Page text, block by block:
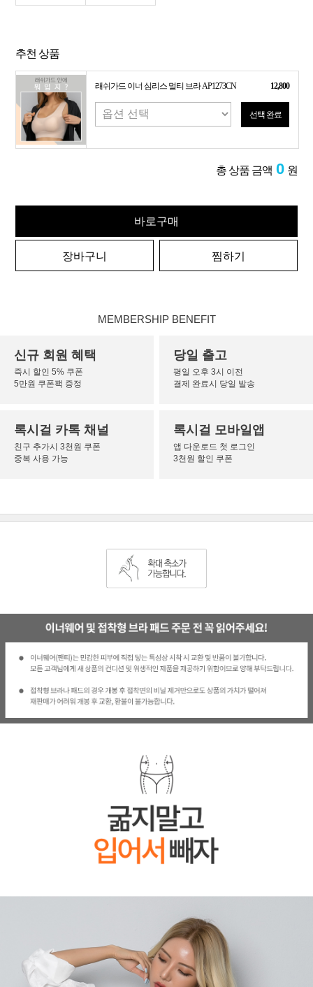
추천 상품
래쉬가드 이너 심리스 멀티 브라 AP1273CN 12,800
선택 완료
총 상품 금액 0 원
바로구매
장바구니 찜하기
MEMBERSHIP BENEFIT
신규 회원 혜택
즉시 할인 5% 쿠폰
5만원 쿠폰팩 증정
당일 출고
평일 오후 3시 이전
결제 완료시 당일 발송
록시걸 카톡 채널
친구 추가시 3천원 쿠폰
중복 사용 가능
록시걸 모바일앱
앱 다운로드 첫 로그인
3천원 할인 쿠폰